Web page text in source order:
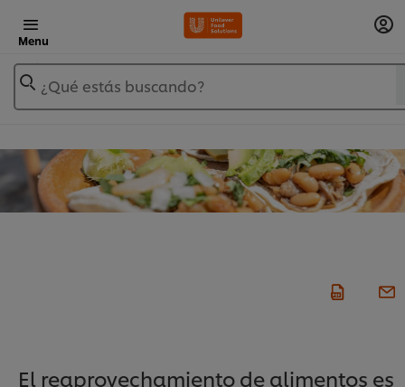
Menu
¿Qué estás buscando?
El reaprovechamiento de alimentos es